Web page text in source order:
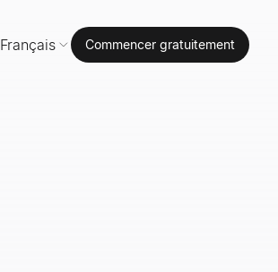
Français Commencer gratuitement